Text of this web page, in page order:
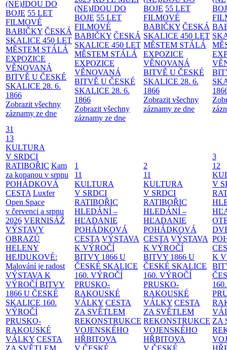
(NE)JDOU DO
BOJE 55 LET
FILMOVÉ
BABIČKY ČESKÁ
SKALICE 450 LET
MĚSTEM STÁLÁ
EXPOZICE
VĚNOVANÁ
BITVĚ U ČESKÉ
SKALICE 28. 6.
1866
Zobrazit všechny
záznamy ze dne
(NE)JDOU DO
BOJE 55 LET
FILMOVÉ
BABIČKY ČESKÁ
SKALICE 450 LET
MĚSTEM STÁLÁ
EXPOZICE
VĚNOVANÁ
BITVĚ U ČESKÉ
SKALICE 28. 6.
1866
Zobrazit všechny
záznamy ze dne
BOJE 55 LET
FILMOVÉ
BABIČKY ČESKÁ
SKALICE 450 LET
MĚSTEM STÁLÁ
EXPOZICE
VĚNOVANÁ
BITVĚ U ČESKÉ
SKALICE 28. 6.
1866
Zobrazit všechny
záznamy ze dne
31
13
KULTURA
V SRDCI
RATIBOŘIC Kam
za kopanou v srpnu
POHÁDKOVÁ
CESTA Luxfer
Open Space
v červenci a srpnu
2026 VERNISÁŽ
VÝSTAVY
OBRAZŮ
HELENY
HEJDUKOVÉ:
Malování je radost
VÝSTAVA K
VÝROČÍ BITVY
1866 U ČESKÉ
SKALICE 160.
VÝROČÍ
PRUSKO-
RAKOUSKÉ
VÁLKY CESTA
1
11
KULTURA
V SRDCI
RATIBOŘIC
HLEDÁNÍ –
HĽADANIE
POHÁDKOVÁ
CESTA VÝSTAVA
K VÝROČÍ
BITVY 1866 U
ČESKÉ SKALICE
160. VÝROČÍ
PRUSKO-
RAKOUSKÉ
VÁLKY CESTA
ZA SVĚTLEM
REKONSTRUKCE
VOJENSKÉHO
HŘBITOVA
2
11
KULTURA
V SRDCI
RATIBOŘIC
HLEDÁNÍ –
HĽADANIE
POHÁDKOVÁ
CESTA VÝSTAVA
K VÝROČÍ
BITVY 1866 U
ČESKÉ SKALICE
160. VÝROČÍ
PRUSKO-
RAKOUSKÉ
VÁLKY CESTA
ZA SVĚTLEM
REKONSTRUKCE
VOJENSKÉHO
HŘBITOVA
3
12
V
K
ZA